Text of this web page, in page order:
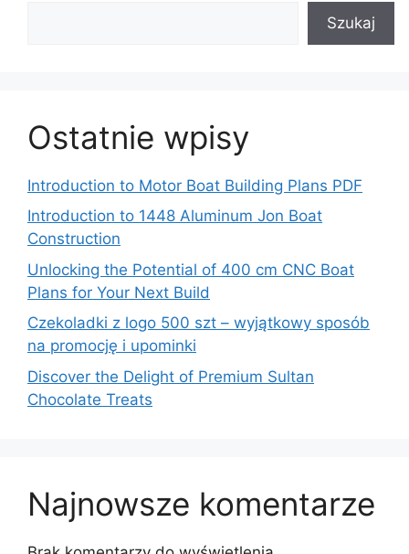
Szukaj
Ostatnie wpisy
Introduction to Motor Boat Building Plans PDF
Introduction to 1448 Aluminum Jon Boat
Construction
Unlocking the Potential of 400 cm CNC Boat
Plans for Your Next Build
Czekoladki z logo 500 szt – wyjątkowy sposób
na promocję i upominki
Discover the Delight of Premium Sultan
Chocolate Treats
Najnowsze komentarze